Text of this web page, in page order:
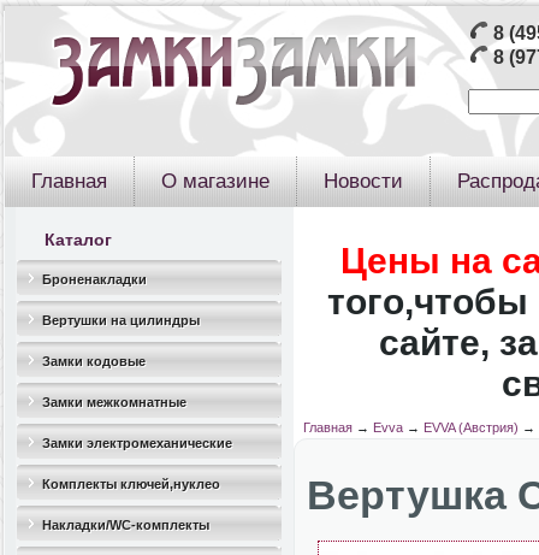
8
8
Главная О магазине Новости
Каталог
Броненакладки
Вертушки на цилиндры
Замки кодовые
Замки межкомнатные
Замки электромеханические
Комплекты ключей,нуклео
Накладки/WC-комплекты
Цены на
того,чтобы
сайте,
Главная→ Evva→ EVVA (Австрия) →
Вертушка